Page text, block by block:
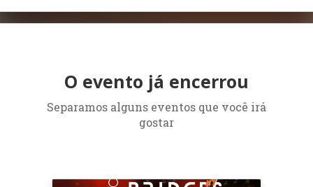
O evento já encerrou
Separamos alguns eventos que você irá
gostar